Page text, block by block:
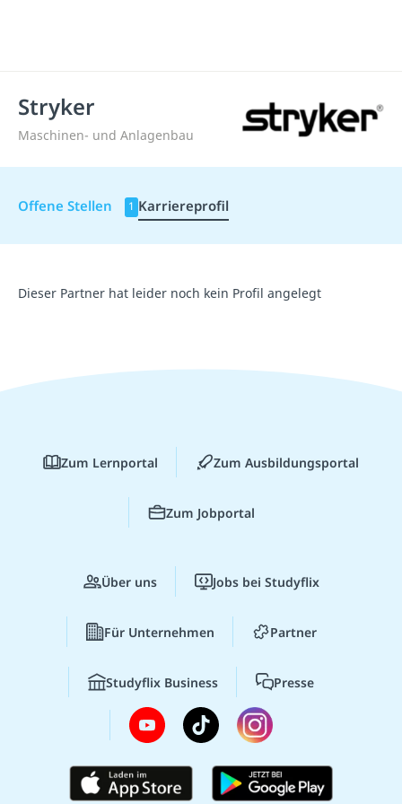
Stryker
Maschinen- und Anlagenbau
Offene Stellen 1 Karriereprofil
Dieser Partner hat leider noch kein Profil angelegt
Zum Lernportal Zum Ausbildungsportal
Zum Jobportal
Über uns Jobs bei Studyflix
Für Unternehmen Partner
Studyflix Business Presse